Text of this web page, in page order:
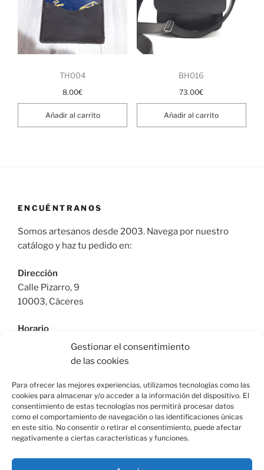
Gestionar el consentimiento
de las cookies
Para ofrecer las mejores experiencias, utilizamos tecnologías como las
cookies para almacenar y/o acceder a la información del dispositivo. El
consentimiento de estas tecnologías nos permitirá procesar datos
como el comportamiento de navegación o las identificaciones únicas
en este sitio. No consentir o retirar el consentimiento, puede afectar
negativamente a ciertas características y funciones.
TH004
8.00€
Añadir al carrito
BH016
73.00€
Añadir al carrito
ENCUÉNTRANOS
Somos artesanos desde 2003. Navega por nuestro
catálogo y haz tu pedido en:
Dirección
Calle Pizarro, 9
10003, Cáceres
Horario
De Lunes a Viernes: 9:30h a 13:30h | 17:30 a 21:00h
Sábado: 10:30h a 14:00h |
Teléfono
615664955